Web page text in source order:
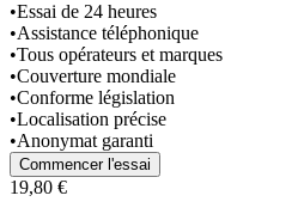
•Essai de 24 heures
•Assistance téléphonique
•Tous opérateurs et marques
•Couverture mondiale
•Conforme législation
•Localisation précise
•Anonymat garanti
Commencer l'essai
19,80 €